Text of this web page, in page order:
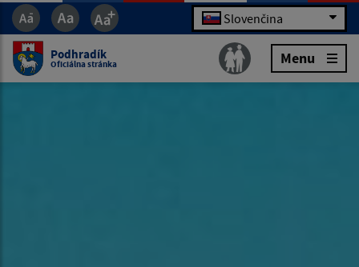
Slovenčina
Podhradík
Oficiálna stránka Menu